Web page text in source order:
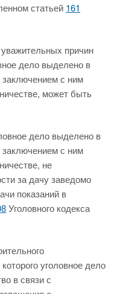
статьей 161
причин
дело выделено в
заключением с ним
может быть
дело выделено в
заключением с ним
не
за дачу заведомо
показаний в
Уголовного кодекса
уголовное дело
в связи с